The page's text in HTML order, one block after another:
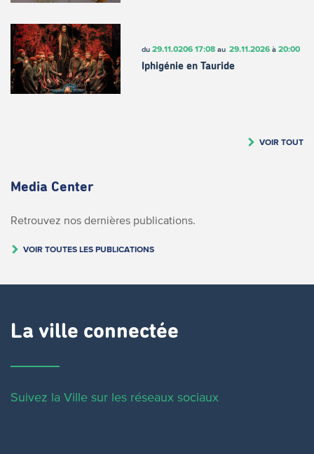
du 29.11.0206 17:08au 29.11.2026à 20:00
Iphigénie en Tauride
VOIR TOUT
Media Center
Retrouvez nos dernières publications.
VOIR TOUTES LES PUBLICATIONS
La ville connectée
Suivez la Ville sur les réseaux sociaux